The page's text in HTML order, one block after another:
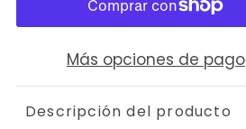
Más opciones de pago
Descripción del producto